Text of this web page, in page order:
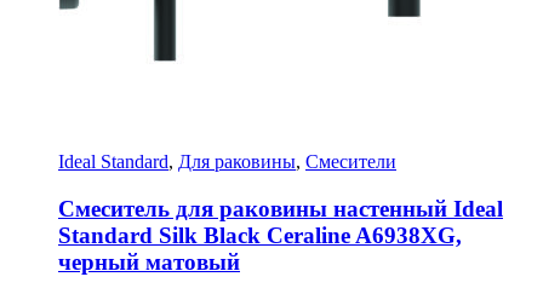
Ideal Standard, Для раковины, Смесители
Смеситель для раковины настенный Ideal
Standard Silk Black Ceraline A6938XG,
черный матовый